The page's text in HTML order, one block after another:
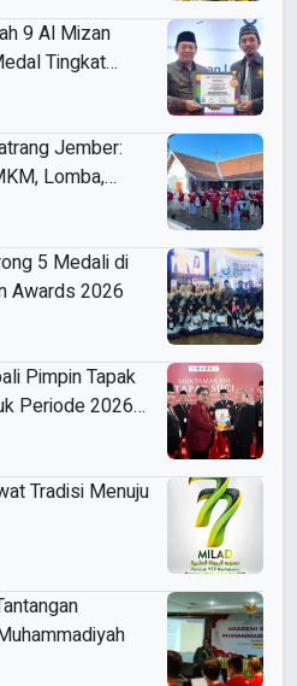
9 Al Mizan
Tingkat
2026
Jember:
Lomba,
5 Medali di
Awards 2026
Pimpin Tapak
Periode 2026–
Tradisi Menuju